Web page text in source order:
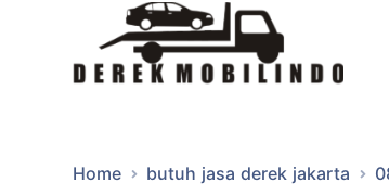
Home butuh jasa derek jakarta